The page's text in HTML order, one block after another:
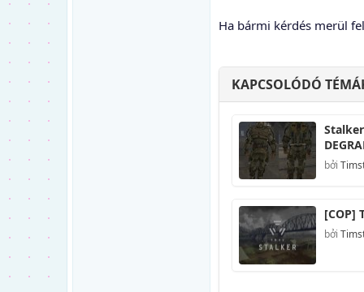
Ha bármi kérdés merül
KAPCSOLÓDÓ
bởi
[COP]
bởi